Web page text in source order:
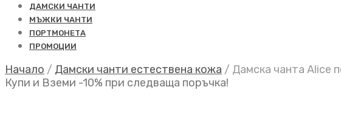
ДАМСКИ ЧАНТИ
МЪЖКИ ЧАНТИ
ПОРТМОНЕТА
ПРОМОЦИИ
Начало / Дамски чанти естествена кожа / Дамска чанта Alice
Купи и Вземи -10% при следваща поръчка!